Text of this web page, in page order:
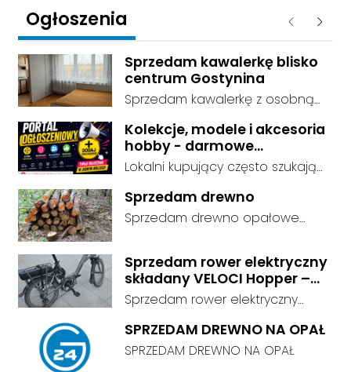
Ogłoszenia Poprzednie
Sprzedam kawalerkę blisko
centrum Gostynina
Sprzedam kawalerkę z osobną
Stan dobry - do zamieszkania, 3
piętro. Standard wykończenia -
dobry. cena do negocjacji.
Kolekcje, modele i akcesoria
hobby - darmowe
ogłoszenia, dodaj swoje za
Lokalni kupujący często szukają
w domu. Kategorie są czytelnie
podzielone, dzięki czemu osoby
kolekcjonerskich trafiają prosto
do Twojej oferty. Link do serwisu:
darmowe ogłoszenia -
szenia.pl/. Załóż konto albo
opublikuj ofertę od razu i
Sprzedam drewno
Sprzedam drewno opałowe
palenia transport w własnym
zakresie
Sprzedam rower elektryczny
składany VELOCI Hopper –
Bafang
Sprzedam rower elektryczny
Bafang | Przebieg tylko 663 km
Sprzedam składany rower
SPRZEDAM DREWNO NA OPAŁ
SPRZEDAM DREWNO NA OPAŁ